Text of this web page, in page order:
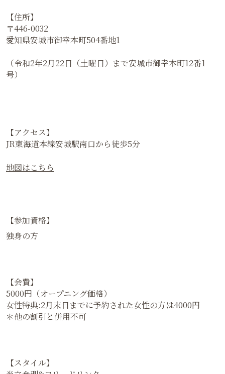
オープニングワイン会
【日程】
18時20分から20時20分
（受付開始&ウェルカムスパークリング18時）
安城市中心市街地拠点施設アンフォーレ
多目的室
（令和2年2月22日（土曜日）まで安城市御幸本町12番1
号）
【アクセス】
JR東海道本線安城駅南口から徒歩5分